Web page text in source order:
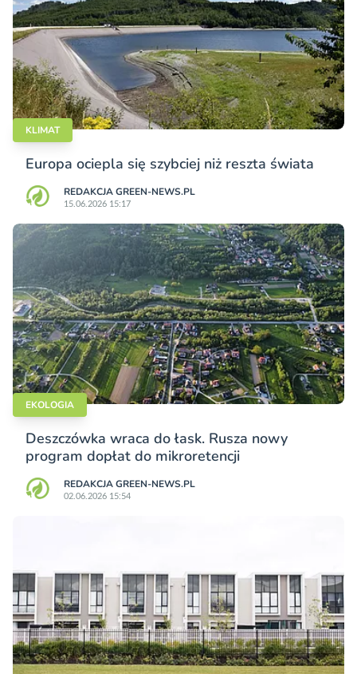
KLIMAT
Europa ociepla się szybciej niż reszta świata
REDAKCJA GREEN-NEWS.PL
15.06.2026 15:17
EKOLOGIA
Deszczówka wraca do łask. Rusza nowy
program dopłat do mikroretencji
REDAKCJA GREEN-NEWS.PL
02.06.2026 15:54